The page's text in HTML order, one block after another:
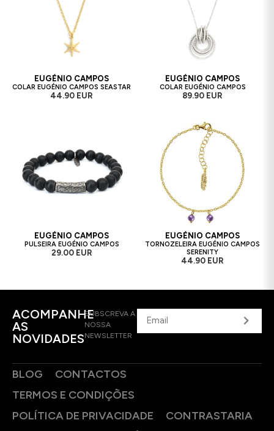
EUGÉNIO CAMPOS
COLAR EUGÉNIO CAMPOS SEASTAR
44.90 EUR
EUGÉNIO CAMPOS
COLAR EUGÉNIO CAMPOS
89.90 EUR
EUGÉNIO CAMPOS
PULSEIRA EUGÉNIO CAMPOS
29.00 EUR
EUGÉNIO CAMPOS
TORNOZELEIRA EUGÉNIO CAMPOS
SERENITY
44.90 EUR
ACOMPANHE
AS
NOVIDADES
SUBSCREVA A
NOSSA
NEWSLETTER
BLOG
CONTACTOS
TERMOS E CONDIÇÕES
POLÍTICA DE PRIVACIDADE
CONTRASTARIA